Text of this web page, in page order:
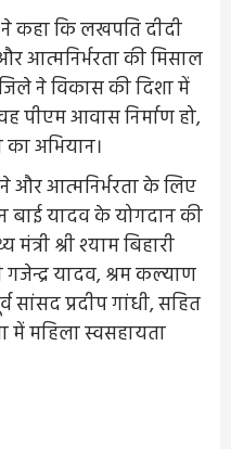
ने कहा कि लखपति दीदी
आत्मनिर्भरता की मिसाल
ने विकास की दिशा में
पीएम आवास निर्माण हो,
अभियान।
और आत्मनिर्भरता के लिए
बाई यादव के योगदान की
मंत्री श्री श्याम बिहारी
गजेन्द्र यादव, श्रम कल्याण
सांसद प्रदीप गांधी, सहित
में महिला स्वसहायता